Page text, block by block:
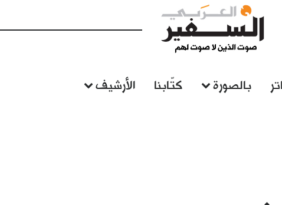
بالصورة كتّابنا الأرشيف